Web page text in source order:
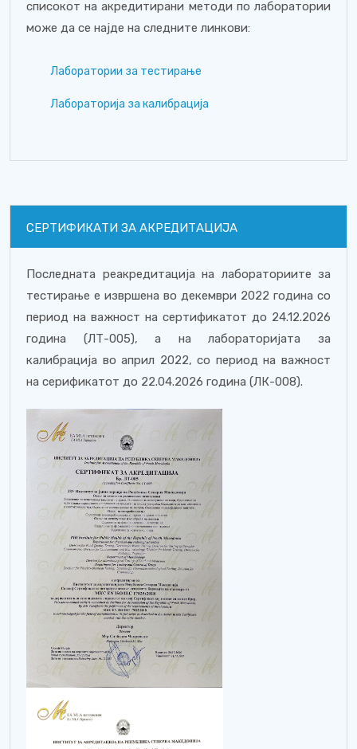
списокот на акредитирани методи по лаборатории
може да се најде на следните линкови:
Лаборатории за тестирање
Лабораторија за калибрација
СЕРТИФИКАТИ ЗА АКРЕДИТАЦИЈА
Последната реакредитација на лабораториите за
тестирање е извршена во декември 2022 година со
период на важност на сертификатот до 24.12.2026
година (ЛТ-005), а на лабораторијата за
калибрација во април 2022, со период на важност
на серификатот до 22.04.2026 година (ЛК-008).